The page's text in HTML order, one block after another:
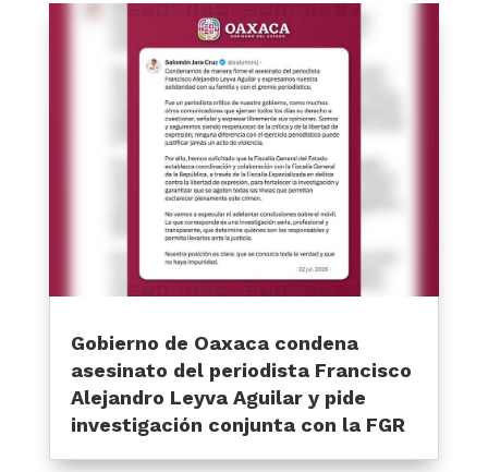
Gobierno de Oaxaca condena
asesinato del periodista Francisco
Alejandro Leyva Aguilar y pide
investigación conjunta con la FGR